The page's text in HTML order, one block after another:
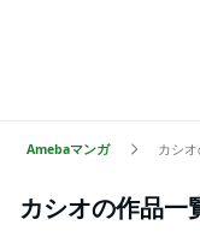
Amebaマンガ カシ
カシオの作品一